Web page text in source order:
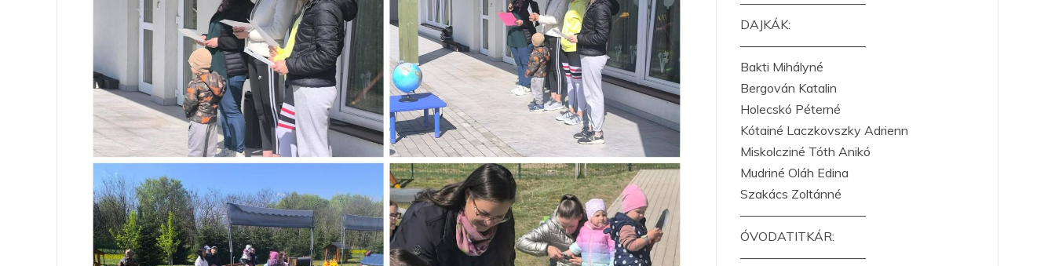
——————————
DAJKÁK:
——————————
Bakti Mihályné
Bergován Katalin
Holecskó Péterné
Kótainé Laczkovszky Adrienn
Miskolcziné Tóth Anikó
Mudriné Oláh Edina
Szakács Zoltánné
——————————
ÓVODATITKÁR:
——————————